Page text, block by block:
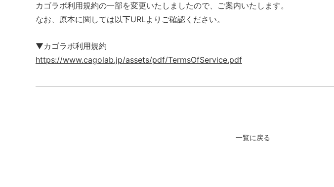
カゴラボ利用規約の一部を変更いたしましたので、ご案内いたします。
なお、原本に関しては以下URLよりご確認ください。
▼カゴラボ利用規約
https://www.cagolab.jp/assets/pdf/TermsOfService.pdf
一覧に戻る